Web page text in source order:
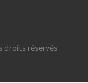
droits réservés